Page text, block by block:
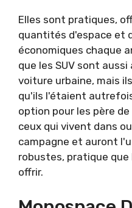
Elles sont pratiques,
quantités d'espace et
économiques chaque
que les SUV sont
voiture urbaine, mais
qu'ils l'étaient
option pour les père
ceux qui vivent dans
campagne et auront
robustes, pratique
offrir.